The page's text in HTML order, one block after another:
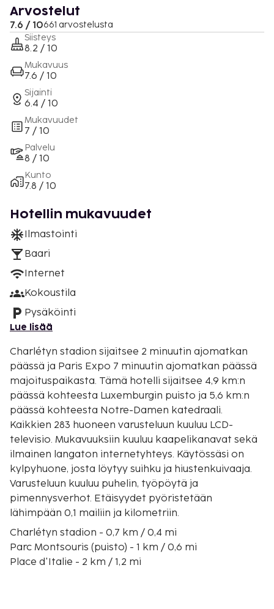
Arvostelut
7.6 / 10661 arvostelusta
Siisteys
8.2 / 10
Mukavuus
7.6 / 10
Sijainti
6.4 / 10
Mukavuudet
7 / 10
Palvelu
8 / 10
Kunto
7.8 / 10
Hotellin mukavuudet
Ilmastointi
Baari
Internet
Kokoustila
Pysäköinti
Lue lisää
Charlétyn stadion sijaitsee 2 minuutin ajomatkan
päässä ja Paris Expo 7 minuutin ajomatkan päässä
majoituspaikasta. Tämä hotelli sijaitsee 4,9 km:n
päässä kohteesta Luxemburgin puisto ja 5,6 km:n
päässä kohteesta Notre-Damen katedraali.
Kaikkien 283 huoneen varusteluun kuuluu LCD-
televisio. Mukavuuksiin kuuluu kaapelikanavat sekä
ilmainen langaton internetyhteys. Käytössäsi on
kylpyhuone, josta löytyy suihku ja hiustenkuivaaja.
Varusteluun kuuluu puhelin, työpöytä ja
pimennysverhot. Etäisyydet pyöristetään
lähimpään 0,1 mailiin ja kilometriin.
Charlétyn stadion - 0,7 km / 0,4 mi
Parc Montsouris (puisto) - 1 km / 0,6 mi
Place d'Italie - 2 km / 1,2 mi